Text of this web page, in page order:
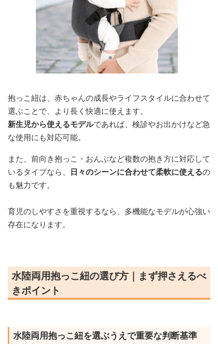
抱っこ紐は、赤ちゃんの成長やライフスタイルに合わせて
選ぶことで、より長く快適に使えます。
新生児から使えるモデルであれば、検診やお出かけなど急
な使用にも対応可能。
また、前向き抱っこ・おんぶなど複数の抱き方に対応して
いるタイプなら、 日々のシーンに合わせて柔軟に使えるの
も魅力です。
育児のしやすさを重視するなら、多機能なモデルが心強い
存在になります。
水陸両用抱っこ紐の選び方｜まず押さえるべ
きポイント
水陸両用抱っこ紐を選ぶうえで重要な判断基準